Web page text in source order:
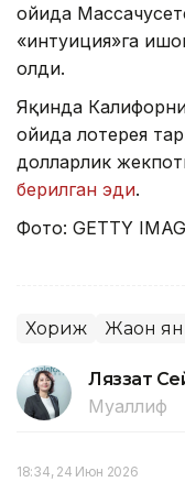
ойида
«интуиция»га
олди.
Яқинда
ойида лотерея
долларлик
берилган эди.
Фото: GETTY
Хориж Жаҳон
Ляззат
Муаллиф
18:34, 24 Июн 2026